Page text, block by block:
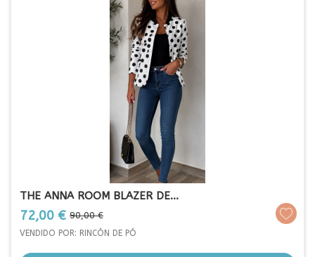
THE ANNA ROOM BLAZER DE...
Prezo
72,00 € Prezo
base
90,00 €
VENDIDO POR: RINCÓN DE PÓ